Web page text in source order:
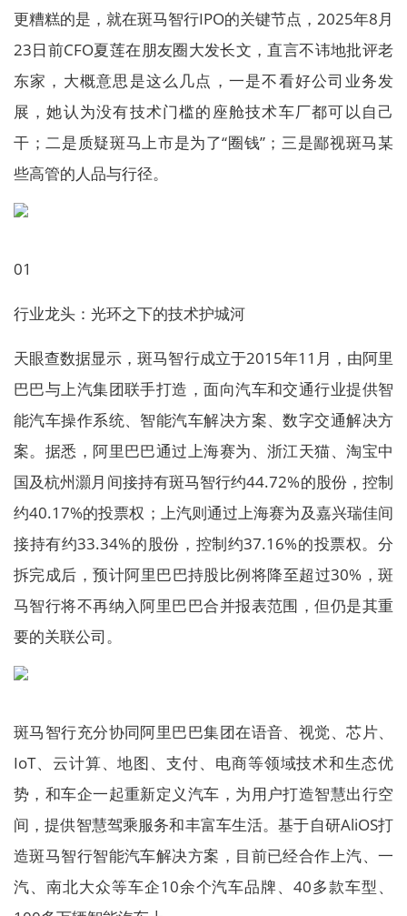
更糟糕的是，就在斑马智行IPO的关键节点，2025年8月
23日前CFO夏莲在朋友圈大发长文，直言不讳地批评老
东家，大概意思是这么几点，一是不看好公司业务发
展，她认为没有技术门槛的座舱技术车厂都可以自己
干；二是质疑斑马上市是为了“圈钱”；三是鄙视斑马某
些高管的人品与行径。
01
行业龙头：光环之下的技术护城河
天眼查数据显示，斑马智行成立于2015年11月，由阿里
巴巴与上汽集团联手打造，面向汽车和交通行业提供智
能汽车操作系统、智能汽车解决方案、数字交通解决方
案。据悉，阿里巴巴通过上海赛为、浙江天猫、淘宝中
国及杭州灝月间接持有斑马智行约44.72%的股份，控制
约40.17%的投票权；上汽则通过上海赛为及嘉兴瑞佳间
接持有约33.34%的股份，控制约37.16%的投票权。分
拆完成后，预计阿里巴巴持股比例将降至超过30%，斑
马智行将不再纳入阿里巴巴合并报表范围，但仍是其重
要的关联公司。
斑马智行充分协同阿里巴巴集团在语音、视觉、芯片、
IoT、云计算、地图、支付、电商等领域技术和生态优
势，和车企一起重新定义汽车，为用户打造智慧出行空
间，提供智慧驾乘服务和丰富车生活。基于自研AliOS打
造斑马智行智能汽车解决方案，目前已经合作上汽、一
汽、南北大众等车企10余个汽车品牌、40多款车型、